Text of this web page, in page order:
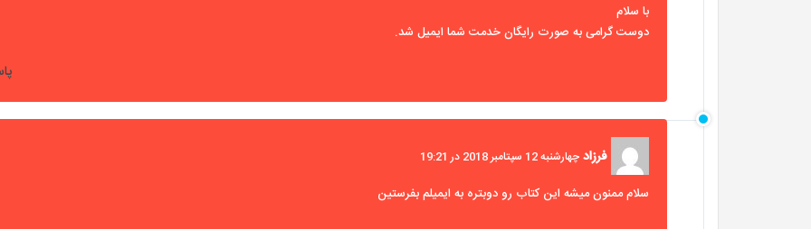
با سلام
دوست گرامی به صورت رایگان خدمت شما ایمیل شد.
فرزاد چهارشنبه 12 سپتامبر 2018 در 19:21
سلام ممنون میشه این کتاب رو دوبتره به ایمیلم بفرستین